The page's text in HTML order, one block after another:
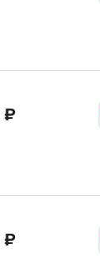
₽
₽